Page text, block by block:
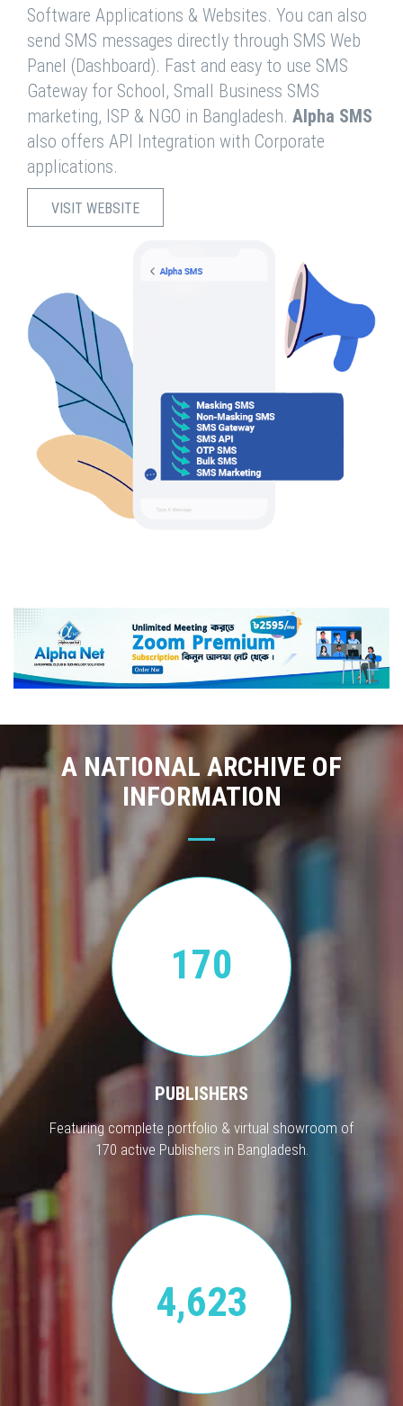
Software Applications & Websites. You can also
send SMS messages directly through SMS Web
Panel (Dashboard). Fast and easy to use SMS
Gateway for School, Small Business SMS
marketing, ISP & NGO in Bangladesh. Alpha SMS
also offers API Integration with Corporate
applications.
VISIT WEBSITE
A NATIONAL ARCHIVE OF
INFORMATION
170
PUBLISHERS
Featuring complete portfolio & virtual showroom of
170 active Publishers in Bangladesh.
4,623